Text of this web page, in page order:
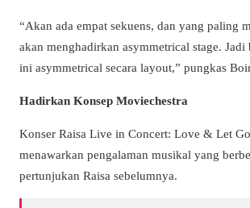
“Akan ada empat sekuens, dan yang paling
akan menghadirkan asymmetrical stage.
ini asymmetrical secara layout,” pungkas
Hadirkan Konsep Moviechestra
Konser Raisa Live in Concert: Love & Let
menawarkan pengalaman musikal yang
pertunjukan Raisa sebelumnya.